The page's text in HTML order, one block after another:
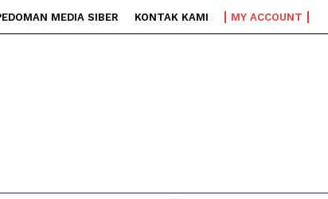
MEDIA SIBER KONTAK KAMI MY ACCOUNT